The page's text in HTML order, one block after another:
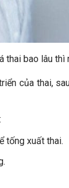
thai bao lâu thì
của thai,
tống xuất thai.